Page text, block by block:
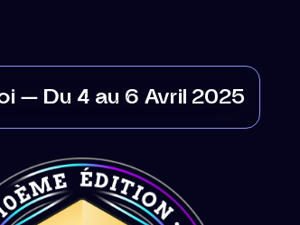
— Du 4 au 6 Avril 2025